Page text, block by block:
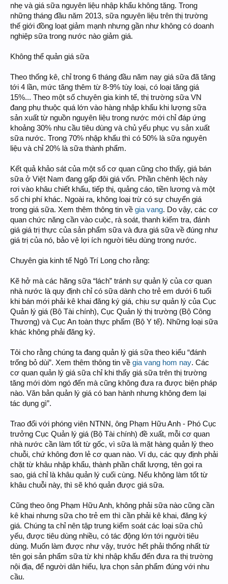
nhẹ và giá sữa nguyên liệu nhập khẩu không tăng. Trong
những tháng đầu năm 2013, sữa nguyên liệu trên thị trường
thế giới đồng loạt giảm mạnh nhưng gần như không có doanh
nghiệp sữa trong nước nào giảm giá.
Không thể quản giá sữa
Theo thống kê, chỉ trong 6 tháng đầu năm nay giá sữa đã tăng
tới 4 lần, mức tăng thêm từ 8-9% tùy loại, có loại tăng giá
15%... Theo một số chuyên gia kinh tế, thị trường sữa VN
đang phụ thuộc quá lớn vào hàng nhập khẩu khi lượng sữa
sản xuất từ nguồn nguyên liệu trong nước mới chỉ đáp ứng
khoảng 30% nhu cầu tiêu dùng và chủ yếu phục vụ sản xuất
sữa nước. Trong 70% nhập khẩu thì có 50% là sữa nguyên
liệu và chỉ 20% là sữa thành phẩm.
Kết quả khảo sát của một số cơ quan cũng cho thấy, giá bán
sữa ở Việt Nam đang gấp đôi giá vốn. Phần chênh lệch này
rơi vào khâu chiết khấu, tiếp thị, quảng cáo, tiền lương và một
số chi phí khác. Ngoài ra, không loại trừ có sự chuyển giá
trong giá sữa. Xem thêm thông tin về gia vang. Do vậy, các cơ
quan chức năng cần vào cuộc, rà soát, thanh kiểm tra, đánh
giá giá trị thực của sản phẩm sữa và đưa giá sữa về đúng như
giá trị của nó, bảo vệ lợi ích người tiêu dùng trong nước.
Chuyên gia kinh tế Ngô Trí Long cho rằng:
Kẽ hở mà các hãng sữa “lách” tránh sự quản lý của cơ quan
nhà nước là quy định chỉ có sữa dành cho trẻ em dưới 6 tuổi
khi bán mới phải kê khai đăng ký giá, chịu sự quản lý của Cục
Quản lý giá (Bộ Tài chính), Cục Quản lý thị trường (Bộ Công
Thương) và Cục An toàn thực phẩm (Bộ Y tế). Những loại sữa
khác không phải đăng ký.
Tôi cho rằng chúng ta đang quản lý giá sữa theo kiểu “đánh
trống bỏ dùi”. Xem thêm thông tin về gia vang hom nay. Các
cơ quan quản lý giá sữa chỉ khi thấy giá sữa trên thị trường
tăng mới dòm ngó đến mà cũng không đưa ra được biện pháp
nào. Văn bản quản lý giá có ban hành nhưng không đem lại
tác dụng gì”.
Trao đổi với phóng viên NTNN, ông Phạm Hữu Anh - Phó Cục
trưởng Cục Quản lý giá (Bộ Tài chính) đề xuất, mỗi cơ quan
nhà nước cần làm tốt từ gốc, vì sữa là mặt hàng quản lý theo
chuỗi, chứ không đơn lẻ cơ quan nào. Ví dụ, các quy định phải
chặt từ khâu nhập khẩu, thành phần chất lượng, tên gọi ra
sao, giá chỉ là khâu quản lý cuối cùng. Nếu không làm tốt từ
khâu chuỗi này, thì sẽ khó quản được giá sữa.
Cũng theo ông Phạm Hữu Anh, không phải sữa nào cũng cần
kê khai nhưng sữa cho trẻ em thì cần phải kê khai, đăng ký
giá. Chúng ta chỉ nên tập trung kiểm soát các loại sữa chủ
yếu, được tiêu dùng nhiều, có tác động lớn tới người tiêu
dùng. Muốn làm được như vậy, trước hết phải thống nhất từ
tên gọi sản phẩm sữa từ khi nhập khẩu đến đưa ra thị trường
nội địa, để người dân hiểu, lựa chọn sản phẩm đúng với nhu
cầu.